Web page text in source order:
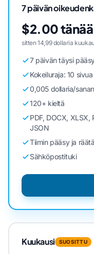
7 päivän
$2.00
sitten 14,99 dollaria
7 päivän täysi
Kokeiluraja: 10
0,005 dollaria/
120+ kieltä
PDF, DOCX, XLSX,
JSON
Tiimin pääsy ja
Sähköpostituki
Kuukausi SUOSITTU